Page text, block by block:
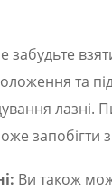
забудьте
та
лазні.
Ви також